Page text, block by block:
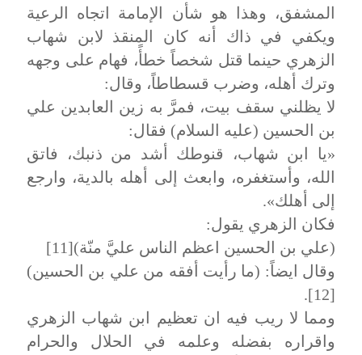
المشفق، وهذا هو شأن الإمامة اتجاه الرعية
ويكفي في ذاك أنه كان المنقذ لابن شهاب
الزهري حينما قتل شخصاً خطأً، فهام على وجهه
وترك أهله، وضرب قسطاطاً، وقال:
لا يظلني سقف بيت، فمرَّ به زين العابدين علي
بن الحسين (عليه السلام) فقال:
«يا ابن شهاب، قنوطك أشد من ذنبك، فاتق
الله، وأستغفره، وابعث إلى أهله بالدية، وارجع
إلى أهلك».
فكان الزهري يقول:
(علي بن الحسين اعظم الناس عليَّ منّة)[11]
وقال ايضاً: (ما رأيت أفقه من علي بن الحسين)
[12].
ومما لا ريب فيه ان تعظيم ابن شهاب الزهري
واقراره بفضله وعلمه في الحلال والحرام